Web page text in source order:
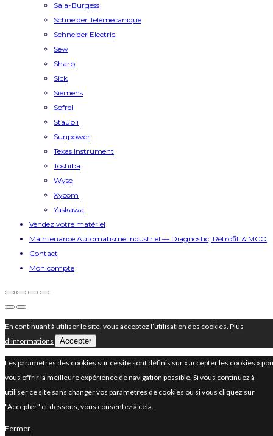
Saia-Burgess
Schneider Telemecanique
Schneider Electric
Sew
Sharp
Sick
Siemens
Sofrel
Staubli
Sunpower
Texas Instrument
Toshiba
Wyse
Xycom
Yaskawa
Vendez votre matériel
Maintenance Automatisme Industriel — Diagnostic, Rétrofit & MCO
Contact
Mon compte
En continuant à utiliser le site, vous acceptez l’utilisation des cookies. Plus
d’informations
Accepter
Les paramètres des cookies sur ce site sont définis sur « accepter les cookies »
vous offrir la meilleure expérience de navigation possible. Si vous continuez à
utiliser ce site sans changer vos paramètres de cookies ou si vous cliquez sur
"Accepter" ci-dessous, vous consentez à cela.
Fermer